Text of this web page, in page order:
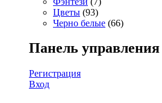
Цветы (93)
Черно белые (66)
Панель управления
Регистрация
Вход